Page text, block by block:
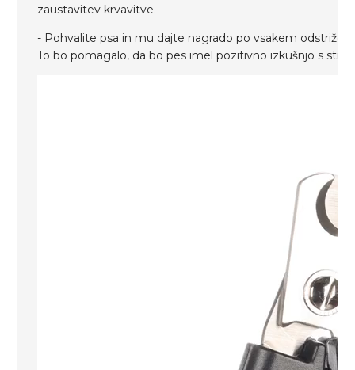
zaustavitev krvavitve.
- Pohvalite psa in mu dajte nagrado po vsakem
To bo pomagalo, da bo pes imel pozitivno izkušnjo s